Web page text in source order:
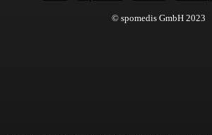
© spomedis GmbH 2023